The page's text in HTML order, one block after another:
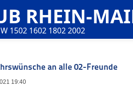
RHEIN-
1502 1602 1802 2002
an alle 02-Freunde
19:40